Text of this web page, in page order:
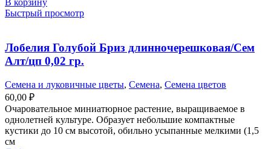
В корзину
Быстрый просмотр
Лобелия Голубой Бриз длинночерешковая/Сем
Алт/цп 0,02 гр.
Семена и луковичные цветы, Семена, Семена цветов
60,00 ₽
Очаровательное миниатюрное растение, выращиваемое в
однолетней культуре. Образует небольшие компактные
кустики до 10 см высотой, обильно усыпанные мелкими (1,5
см